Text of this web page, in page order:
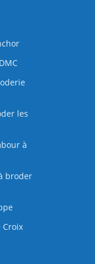
les
à
broder
Croix